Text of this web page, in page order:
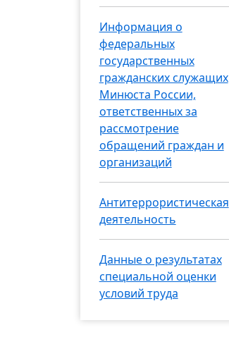
Информация о
федеральных
государственных
гражданских служащих
Минюста России,
ответственных за
рассмотрение
обращений граждан и
организаций
Антитеррористическая
деятельность
Данные о результатах
специальной оценки
условий труда